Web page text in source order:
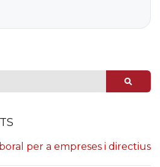
per a empreses i directius